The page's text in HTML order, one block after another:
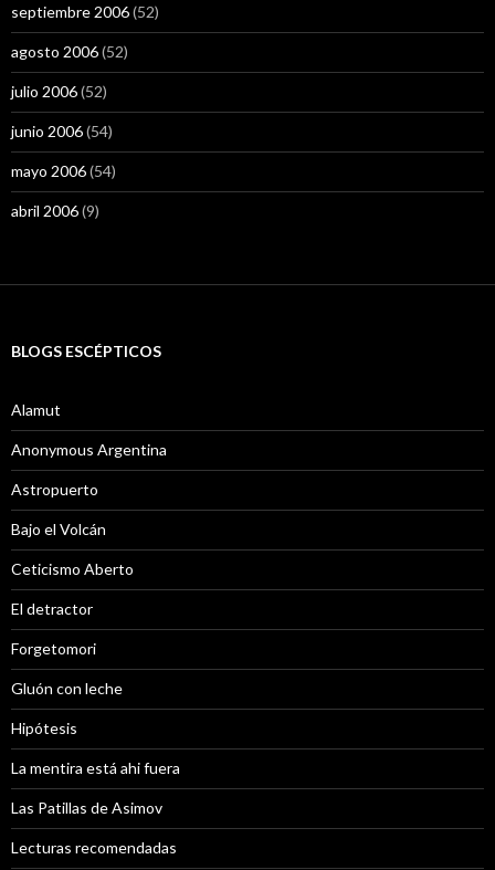
septiembre 2006(52)
agosto 2006(52)
julio 2006(52)
junio 2006(54)
mayo 2006(54)
abril 2006(9)
BLOGS ESCÉPTICOS
Alamut
Anonymous Argentina
Astropuerto
Bajo el Volcán
Ceticismo Aberto
El detractor
Forgetomori
Gluón con leche
Hipótesis
La mentira está ahi fuera
Las Patillas de Asimov
Lecturas recomendadas